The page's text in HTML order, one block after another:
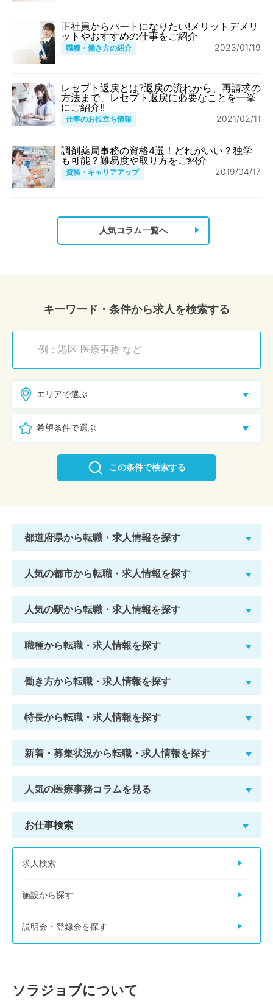
正社員からパートになりたい!メリットデメリ
ットやおすすめの仕事をご紹介
職種・働き方の紹介 2023/01/19
レセプト返戻とは?返戻の流れから、再請求の
方法まで、レセプト返戻に必要なことを一挙
にご紹介!!
仕事のお役立ち情報 2021/02/11
調剤薬局事務の資格4選！どれがいい？独学
も可能？難易度や取り方をご紹介
資格・キャリアアップ 2019/04/17
人気コラム一覧へ
キーワード・条件から求人を検索する
エリアで選ぶ
希望条件で選ぶ
この条件で検索する
都道府県から転職・求人情報を探す
人気の都市から転職・求人情報を探す
人気の駅から転職・求人情報を探す
職種から転職・求人情報を探す
働き方から転職・求人情報を探す
特長から転職・求人情報を探す
新着・募集状況から転職・求人情報を探す
人気の医療事務コラムを見る
お仕事検索
求人検索
施設から探す
説明会・登録会を探す
ソラジョブについて